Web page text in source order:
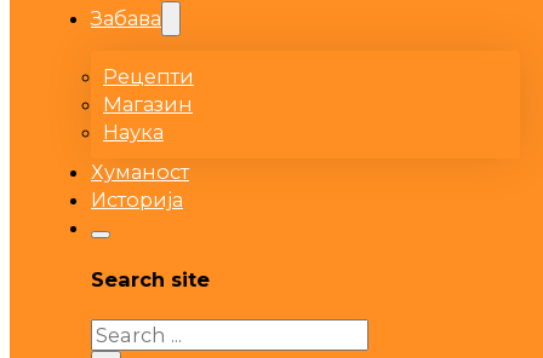
Забава
Рецепти
Магазин
Наука
Хуманост
Историја
Search site
Search